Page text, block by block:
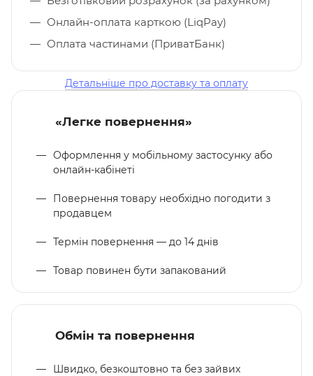
Онлайн-оплата карткою (LiqPay)
Оплата частинами (ПриватБанк)
Детальніше про доставку та оплату
«Легке повернення»
Оформлення у мобільному застосунку або
онлайн-кабінеті
Повернення товару необхідно погодити з
продавцем
Термін повернення — до 14 днів
Товар повинен бути запакований
Обмін та повернення
Швидко, безкоштовно та без зайвих